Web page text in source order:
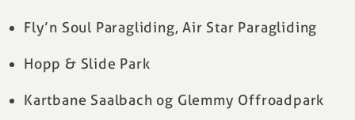
Fly’n Soul Paragliding, Air Star Paragliding
Hopp & Slide Park
Kartbane Saalbach og Glemmy Offroadpark